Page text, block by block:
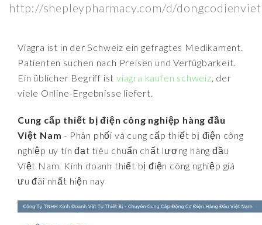
http://shepleypharmacy.com/d/
Viagra ist in der Schweiz ein gefragtes Medikament.
Patienten suchen nach Preisen und Verfügbarkeit.
Ein üblicher Begriff istviagra kaufen schweiz, der
viele Online-Ergebnisse liefert.
Cung cấp thiết bị điện công nghiệp hàng đầu
Việt Nam - Phân phối và cung cấp thiết bị điện công
nghiệp uy tín đạt tiêu chuẩn chất lượng hàng đầu
Việt Nam. Kinh doanh thiết bị điện công nghiệp giá
ưu đãi nhất hiện nay